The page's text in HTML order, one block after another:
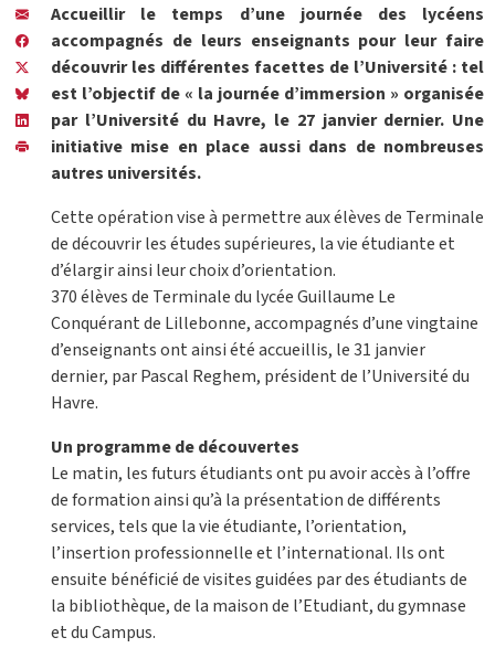
Accueillir le temps d’une journée des lycéens
accompagnés de leurs enseignants pour leur faire
découvrir les différentes facettes de l’Université : tel
est l’objectif de « la journée d’immersion » organisée
par l’Université du Havre, le 27 janvier dernier. Une
initiative mise en place aussi dans de nombreuses
autres universités.
Cette opération vise à permettre aux élèves de Terminale
de découvrir les études supérieures, la vie étudiante et
d’élargir ainsi leur choix d’orientation.
370 élèves de Terminale du lycée Guillaume Le
Conquérant de Lillebonne, accompagnés d’une vingtaine
d’enseignants ont ainsi été accueillis, le 31 janvier
dernier, par Pascal Reghem, président de l’Université du
Havre.
Un programme de découvertes
Le matin, les futurs étudiants ont pu avoir accès à l’offre
de formation ainsi qu’à la présentation de différents
services, tels que la vie étudiante, l’orientation,
l’insertion professionnelle et l’international. Ils ont
ensuite bénéficié de visites guidées par des étudiants de
la bibliothèque, de la maison de l’Etudiant, du gymnase
et du Campus.